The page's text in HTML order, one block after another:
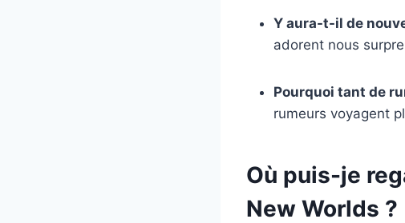
Y aura-t-il de
adorent nous
Pourquoi tant de
rumeurs voyagent
Où puis-je
New Worlds ?